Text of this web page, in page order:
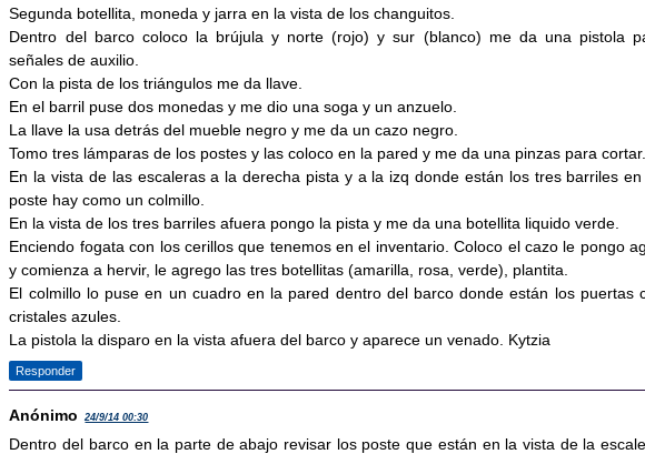
Segunda botellita, moneda y jarra en la vista de los changuitos.
Dentro del barco coloco la brújula y norte (rojo) y sur (blanco) me da una pistola
señales de auxilio.
Con la pista de los triángulos me da llave.
En el barril puse dos monedas y me dio una soga y un anzuelo.
La llave la usa detrás del mueble negro y me da un cazo negro.
Tomo tres lámparas de los postes y las coloco en la pared y me da una pinzas para cortar.
En la vista de las escaleras a la derecha pista y a la izq donde están los tres barriles en
poste hay como un colmillo.
En la vista de los tres barriles afuera pongo la pista y me da una botellita liquido verde.
Enciendo fogata con los cerillos que tenemos en el inventario. Coloco el cazo le pongo
y comienza a hervir, le agrego las tres botellitas (amarilla, rosa, verde), plantita.
El colmillo lo puse en un cuadro en la pared dentro del barco donde están los puertas
cristales azules.
La pistola la disparo en la vista afuera del barco y aparece un venado. Kytzia
Responder
Anónimo 24/9/14 00:30
Dentro del barco en la parte de abajo revisar los poste que están en la vista de la